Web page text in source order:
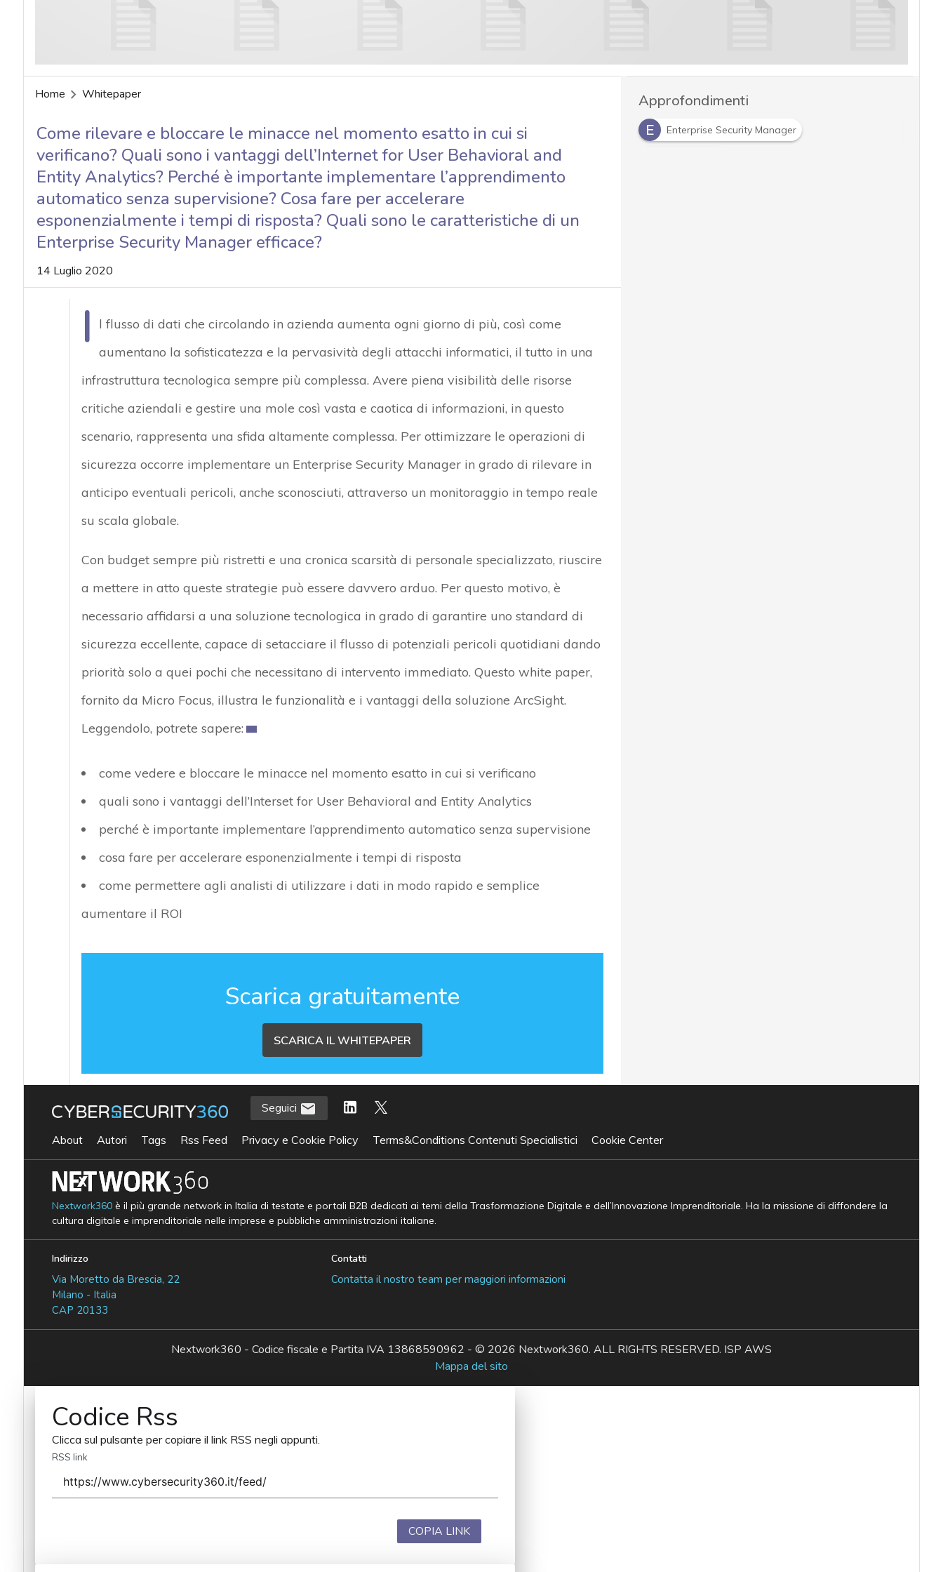
Home Whitepaper
Come rilevare e bloccare le minacce nel momento esatto in cui si
verificano? Quali sono i vantaggi dell’Internet for User Behavioral and
Entity Analytics? Perché è importante implementare l’apprendimento
automatico senza supervisione? Cosa fare per accelerare
esponenzialmente i tempi di risposta? Quali sono le caratteristiche di un
Enterprise Security Manager efficace?
14 Luglio 2020
I
l flusso di dati che circolando in azienda aumenta ogni giorno di più, così come
aumentano la sofisticatezza e la pervasività degli attacchi informatici, il tutto in una
infrastruttura tecnologica sempre più complessa. Avere piena visibilità delle risorse
critiche aziendali e gestire una mole così vasta e caotica di informazioni, in questo
scenario, rappresenta una sfida altamente complessa. Per ottimizzare le operazioni di
sicurezza occorre implementare un Enterprise Security Manager in grado di rilevare in
anticipo eventuali pericoli, anche sconosciuti, attraverso un monitoraggio in tempo reale
su scala globale.
Con budget sempre più ristretti e una cronica scarsità di personale specializzato, riuscire
a mettere in atto queste strategie può essere davvero arduo. Per questo motivo, è
necessario affidarsi a una soluzione tecnologica in grado di garantire uno standard di
sicurezza eccellente, capace di setacciare il flusso di potenziali pericoli quotidiani dando
priorità solo a quei pochi che necessitano di intervento immediato. Questo white paper,
fornito da Micro Focus, illustra le funzionalità e i vantaggi della soluzione ArcSight.
Leggendolo, potrete sapere:
come vedere e bloccare le minacce nel momento esatto in cui si verificano
quali sono i vantaggi dell’Interset for User Behavioral and Entity Analytics
perché è importante implementare l’apprendimento automatico senza supervisione
cosa fare per accelerare esponenzialmente i tempi di risposta
come permettere agli analisti di utilizzare i dati in modo rapido e semplice
aumentare il ROI
Scarica gratuitamente
SCARICA IL WHITEPAPER
Approfondimenti
E
Enterprise Security Manager
Seguici
About Autori Tags Rss Feed Privacy e Cookie Policy Terms&Conditions Contenuti Specialistici Cookie Center
Nextwork360è il più grande network in Italia di testate e portali B2B dedicati ai temi della Trasformazione Digitale e dell’Innovazione Imprenditoriale. Ha la missione di diffondere la
cultura digitale e imprenditoriale nelle imprese e pubbliche amministrazioni italiane.
Indirizzo
Via Moretto da Brescia, 22
Milano - Italia
CAP 20133
Contatti
Contatta il nostro team per maggiori informazioni
Nextwork360 - Codice fiscale e Partita IVA 13868590962 - © 2026 Nextwork360. ALL RIGHTS RESERVED. ISP AWS
Mappa del sito
Codice Rss
Clicca sul pulsante per copiare il link RSS negli appunti.
RSS link
COPIA LINK